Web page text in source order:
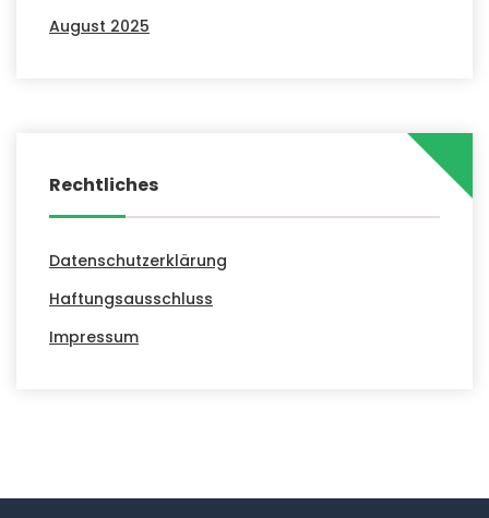
August 2025
Rechtliches
Datenschutzerklärung
Haftungsausschluss
Impressum